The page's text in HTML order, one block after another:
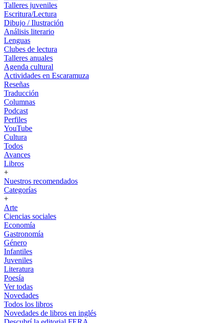
Talleres juveniles
Escritura/Lectura
Dibujo / Ilustración
Análisis literario
Lenguas
Clubes de lectura
Talleres anuales
Agenda cultural
Actividades en Escaramuza
Reseñas
Traducción
Columnas
Podcast
Perfiles
YouTube
Cultura
Todos
Avances
Libros
+
Nuestros recomendados
Categorías
+
Arte
Ciencias sociales
Economía
Gastronomía
Género
Infantiles
Juveniles
Literatura
Poesía
Ver todas
Novedades
Todos los libros
Novedades de libros en inglés